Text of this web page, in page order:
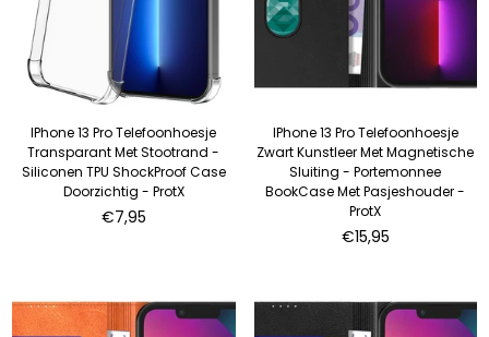
IPhone 13 Pro Telefoonhoesje
Transparant Met Stootrand -
Siliconen TPU ShockProof Case
Doorzichtig - ProtX
Normale
€7,95
IPhone 13 Pro Telefoonhoesje
Zwart Kunstleer Met Magnetische
Sluiting - Portemonnee
BookCase Met Pasjeshouder -
ProtX
Normale
€15,95